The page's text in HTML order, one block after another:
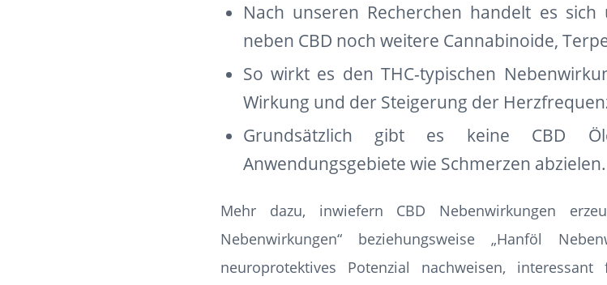
Nach unseren Recherchen handelt es
neben CBD noch weitere Cannabinoide,
So wirkt es den THC-typischen
Wirkung und der Steigerung der
Grundsätzlich gibt es keine CBD
Anwendungsgebiete wie Schmerzen abzielen.
Mehr dazu, inwiefern CBD Nebenwirkungen
Nebenwirkungen“ beziehungsweise „Hanföl
neuroprotektives Potenzial nachweisen,